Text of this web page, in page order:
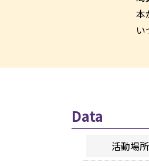
本
い
Data
活動場所